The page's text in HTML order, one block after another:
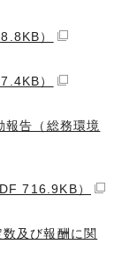
）
）
告（総務環境
716.9KB）
及び報酬に関